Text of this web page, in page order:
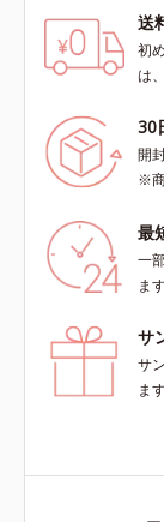
送
初
は
30
開
※
最
一
ま
サ
サ
ま